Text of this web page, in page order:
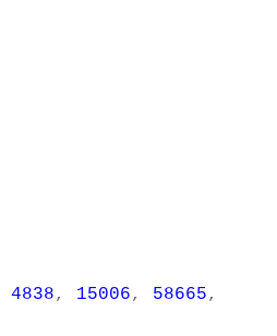
4838, 15006, 58665,